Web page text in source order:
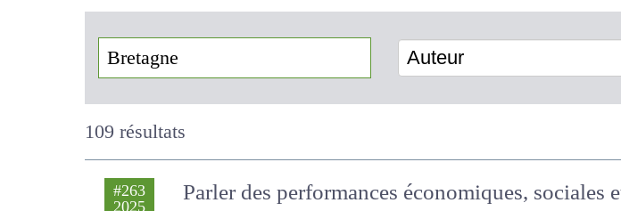
Auteur
109 résultats
#263
Parler des performances économiques,